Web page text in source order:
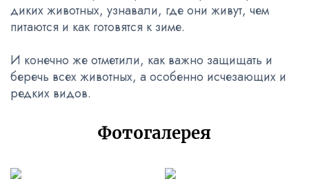
диких животных, узнавали, где они живут, чем
питаются и как готовятся к зиме.
И конечно же отметили, как важно защищать и
беречь всех животных, а особенно исчезающих и
редких видов.
Фотогалерея